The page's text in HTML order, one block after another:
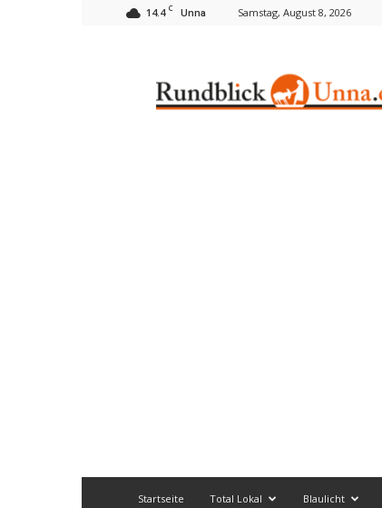
14.4 C Unna Samstag, August 8, 2026
Startseite Total Lokal Blaulicht